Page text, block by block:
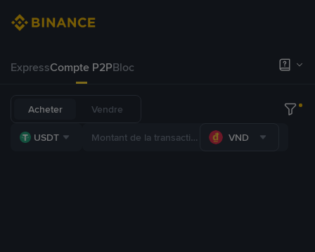
ExpressCompte P2PBloc
Acheter Vendre
USDT VND